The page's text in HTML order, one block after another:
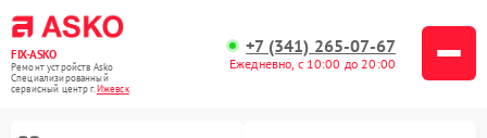
FIX-ASKO
Ремонт устройств Asko
Специализированный
cервисный центр г.Ижевск
+7 (341) 265-07-67
Ежедневно, с 10:00 до 20:00